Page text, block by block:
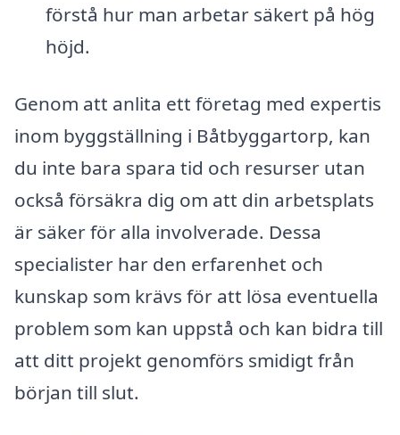
förstå hur man arbetar säkert på hög
höjd.
Genom att anlita ett företag med expertis
inom byggställning i Båtbyggartorp, kan
du inte bara spara tid och resurser utan
också försäkra dig om att din arbetsplats
är säker för alla involverade. Dessa
specialister har den erfarenhet och
kunskap som krävs för att lösa eventuella
problem som kan uppstå och kan bidra till
att ditt projekt genomförs smidigt från
början till slut.